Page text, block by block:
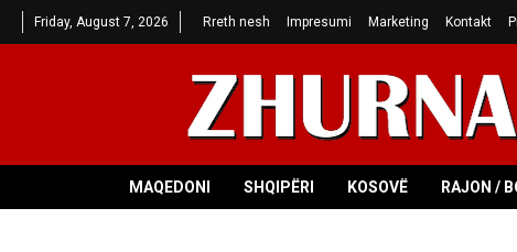
Friday, August 7, 2026 Rreth nesh Impresumi Marketing Kontakt
MAQEDONI SHQIPËRI KOSOVË RAJON /